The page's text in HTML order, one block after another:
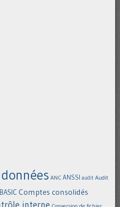
ANC ANSSI audit Audit
BASIC Comptes consolidés